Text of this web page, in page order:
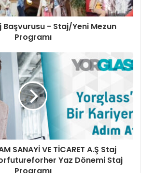
Başvurusu - Staj/Yeni Mezun
Programı
SANAYİ VE TİCARET A.Ş Staj
Yaz Dönemi Staj
Programı